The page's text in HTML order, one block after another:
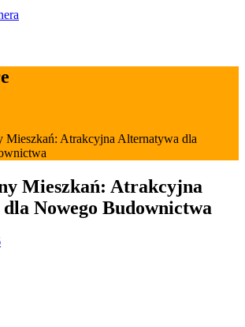
Mieszkań: Atrakcyjna Alternatywa dla
Mieszkań: Atrakcyjna
Nowego Budownictwa